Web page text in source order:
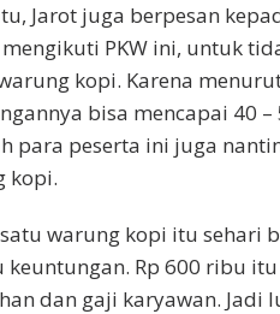
Jarot juga berpesan
mengikuti PKW ini, untuk
kopi. Karena
bisa mencapai 40
para peserta ini juga
kopi.
warung kopi itu sehari
keuntungan. Rp 600 ribu
dan gaji karyawan. Jadi